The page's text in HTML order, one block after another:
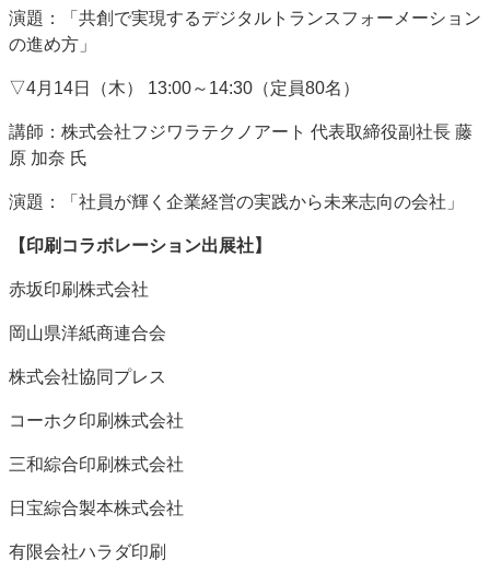
演題：「共創で実現するデジタルトランスフォーメーション
の進め方」
▽4月14日（木） 13:00～14:30（定員80名）
講師：株式会社フジワラテクノアート 代表取締役副社長 藤
原 加奈 氏
演題：「社員が輝く企業経営の実践から未来志向の会社」
【印刷コラボレーション出展社】
赤坂印刷株式会社
岡山県洋紙商連合会
株式会社協同プレス
コーホク印刷株式会社
三和綜合印刷株式会社
日宝綜合製本株式会社
有限会社ハラダ印刷